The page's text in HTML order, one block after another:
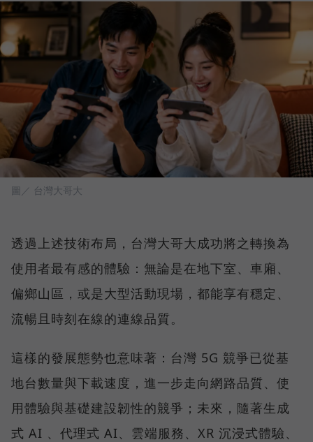
圖／ 台灣大哥大
透過上述技術布局，台灣大哥大成功將之轉換為
使用者最有感的體驗：無論是在地下室、車廂、
偏鄉山區，或是大型活動現場，都能享有穩定、
流暢且時刻在線的連線品質。
這樣的發展態勢也意味著：台灣 5G 競爭已從基
地台數量與下載速度，進一步走向網路品質、使
用體驗與基礎建設韌性的競爭；未來，隨著生成
式 AI 、代理式 AI、雲端服務、XR 沉浸式體驗、